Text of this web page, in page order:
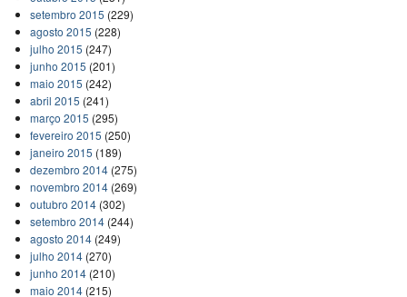
setembro 2015 (229)
agosto 2015 (228)
julho 2015 (247)
junho 2015 (201)
maio 2015 (242)
abril 2015 (241)
março 2015 (295)
fevereiro 2015 (250)
janeiro 2015 (189)
dezembro 2014(275)
novembro 2014(269)
outubro 2014(302)
setembro 2014(244)
agosto 2014(249)
julho 2014(270)
junho 2014(210)
maio 2014(215)